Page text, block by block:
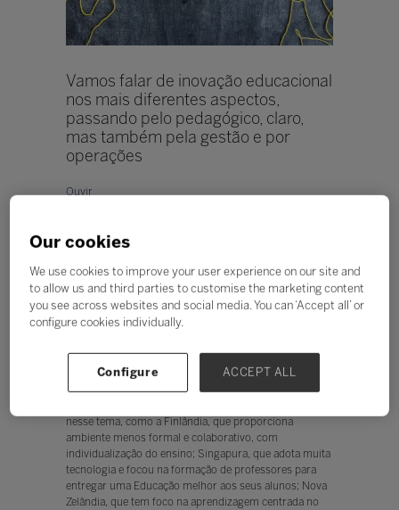
Vamos falar de inovação educacional
nos mais diferentes aspectos,
passando pelo pedagógico, claro,
mas também pela gestão e por
operações
Ouvir
estar lá a grande demanda e o grande desejo de ver
acontece.
Neste artigo, vamos falar de inovação educacional nos
mais diferentes aspectos, passando pelo pedagógico,
claro, mas também pela gestão e por operações, por
a escola em que suas crianças estudam.
nesse tema, como a Finlândia, que proporciona
ambiente menos formal e colaborativo, com
individualização do ensino; Singapura, que adota muita
tecnologia e focou na formação de professores para
entregar uma Educação melhor aos seus alunos; Nova
Zelândia, que tem foco na aprendizagem centrada no
Our cookies
We use cookies to improve your user experience on our site and
to allow us and third parties to customise the marketing content
you see across websites and social media. You can ‘Accept all’ or
configure cookies individually.
Configure ACCEPT ALL